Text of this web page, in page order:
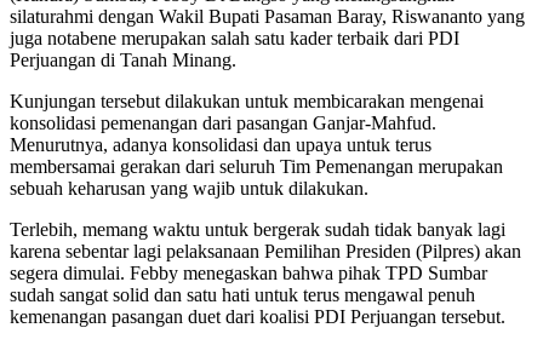
silaturahmi dengan Wakil Bupati Pasaman Baray, Riswananto yang
juga notabene merupakan salah satu kader terbaik dari PDI
Perjuangan di Tanah Minang.
Kunjungan tersebut dilakukan untuk membicarakan mengenai
konsolidasi pemenangan dari pasangan Ganjar-Mahfud.
Menurutnya, adanya konsolidasi dan upaya untuk terus
membersamai gerakan dari seluruh Tim Pemenangan merupakan
sebuah keharusan yang wajib untuk dilakukan.
Terlebih, memang waktu untuk bergerak sudah tidak banyak lagi
karena sebentar lagi pelaksanaan Pemilihan Presiden (Pilpres) akan
segera dimulai. Febby menegaskan bahwa pihak TPD Sumbar
sudah sangat solid dan satu hati untuk terus mengawal penuh
kemenangan pasangan duet dari koalisi PDI Perjuangan tersebut.